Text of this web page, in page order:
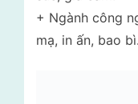
+ Ngành công
mạ, in ấn, bao bì.